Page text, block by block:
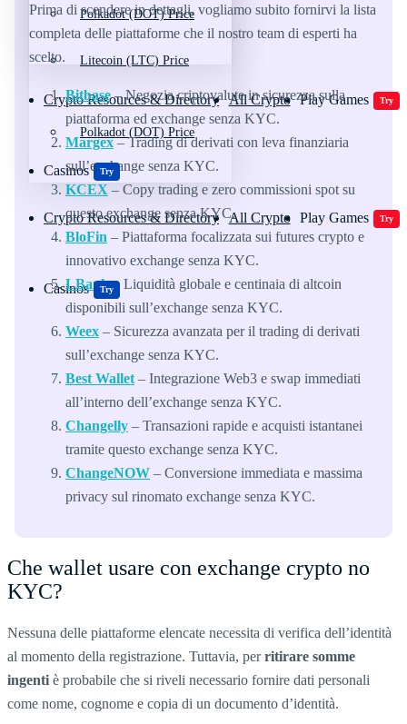
Polkadot (DOT) Price
Crypto Resources & Directory All Crypto Play Games Try
Casinos Try
Litecoin (LTC) Price
Polkadot (DOT) Price
Crypto Resources & Directory All Crypto Play Games Try
Casinos Try
Prima di scendere in dettagli, vogliamo subito fornirvi la lista
completa delle piattaforme che il nostro team di esperti ha
scelto.
Bitbase– Negozia criptovalute in sicurezza sulla
piattaforma ed exchange senza KYC.
Margex– Trading di derivati con leva finanziaria
sull’exchange senza KYC.
KCEX – Copy trading e zero commissioni spot su
questo exchange senza KYC.
BloFin – Piattaforma focalizzata sui futures crypto e
innovativo exchange senza KYC.
LBank– Liquidità globale e centinaia di altcoin
disponibili sull’exchange senza KYC.
Weex – Sicurezza avanzata per il trading di derivati
sull’exchange senza KYC.
Best Wallet – Integrazione Web3 e swap immediati
all’interno dell’exchange senza KYC.
Changelly – Transazioni rapide e acquisti istantanei
tramite questo exchange senza KYC.
ChangeNOW – Conversione immediata e massima
privacy sul rinomato exchange senza KYC.
Che wallet usare con exchange crypto no
KYC?
Nessuna delle piattaforme elencate necessita di verifica dell’identità
al momento della registrazione. Tuttavia, perritirare somme
ingenti è probabile che si riveli necessario fornire dati personali
come nome, cognome e copia di un documento d’identità.